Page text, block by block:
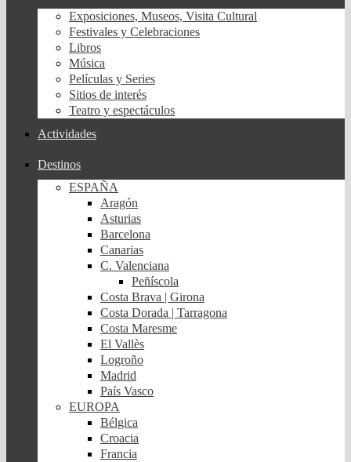
Exposiciones, Museos, Visita Cultural
Festivales y Celebraciones
Libros
Música
Películas y Series
Sitios de interés
Teatro y espectáculos
Actividades
Destinos
ESPAÑA
Aragón
Asturias
Barcelona
Canarias
C. Valenciana
Peñíscola
Costa Brava | Girona
Costa Dorada | Tarragona
Costa Maresme
El Vallès
Logroño
Madrid
País Vasco
EUROPA
Bélgica
Croacia
Francia